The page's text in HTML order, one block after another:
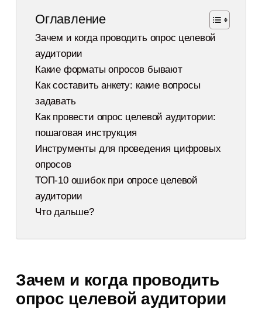
Оглавление
Зачем и когда проводить опрос целевой
аудитории
Какие форматы опросов бывают
Как составить анкету: какие вопросы
задавать
Как провести опрос целевой аудитории:
пошаговая инструкция
Инструменты для проведения цифровых
опросов
ТОП-10 ошибок при опросе целевой
аудитории
Что дальше?
Зачем и когда проводить
опрос целевой аудитории